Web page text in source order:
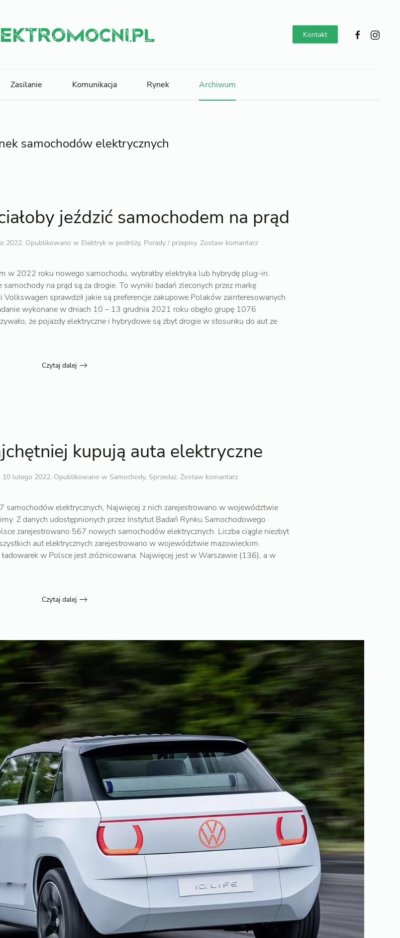
Kontakt
Zasilanie Komunikacja Rynek Archiwum
samochodów elektrycznych
jeździć samochodem na prąd
2022. Opublikowano w Elektryk w podróży, Porady / przepisy. Zostaw komantarz
w 2022 roku nowego samochodu, wybrałby elektryka lub hybrydę plug-in.
na prąd są za drogie. To wyniki badań zleconych przez markę
sprawdził jakie są preferencje zakupowe Polaków zainteresowanych
wykonane w dniach 10 – 13 grudnia 2021 roku obęjło grupę 1076
że pojazdy elektryczne i hybrydowe są zbyt drogie w stosunku do aut ze
Czytaj dalej
kupują auta elektryczne
10 lutego 2022. Opublikowano w Samochody, Sprzedaż. Zostaw komantarz
elektrycznych, Najwięcej z nich zarejestrowano w województwie
Z danych udostępnionych przez Instytut Badań Rynku Samochodowego
zarejestrowano 567 nowych samochodów elektrycznych. Liczba ciągle niezbyt
aut elektrycznych zarejestrowano w województwie mazowieckim.
w Polsce jest zróżnicowana. Najwięcej jest w Warszawie (136), a w
Czytaj dalej